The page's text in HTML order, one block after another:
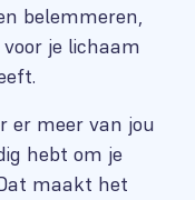
belemmeren,
je lichaam
er meer van jou
hebt om je
maakt het